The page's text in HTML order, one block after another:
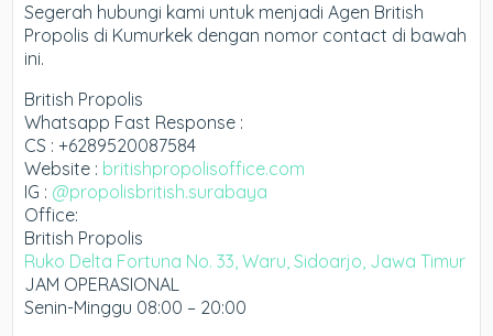
Segerah hubungi kami untuk menjadi Agen British
Propolis di Kumurkek dengan nomor contact di bawah
ini.
British Propolis
Whatsapp Fast Response :
CS : +6289520087584
Website : britishpropolisoffice.com
IG : @propolisbritish.surabaya
Office:
British Propolis
Ruko Delta Fortuna No. 33, Waru, Sidoarjo, Jawa Timur
JAM OPERASIONAL
Senin-Minggu 08:00 – 20:00